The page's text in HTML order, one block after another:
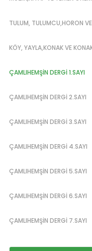
TULUM, TULUMCU,HORON
KÖY, YAYLA,KONAK VE
ÇAMLIHEMŞİN DERGİ 1.SAYI
ÇAMLIHEMŞİN DERGİ 2.SAYI
ÇAMLIHEMŞİN DERGİ 3.SAYI
ÇAMLIHEMŞİN DERGİ 4.SAYI
ÇAMLIHEMŞİN DERGİ 5.SAYI
ÇAMLIHEMŞİN DERGİ 6.SAYI
ÇAMLIHEMŞİN DERGİ 7.SAYI